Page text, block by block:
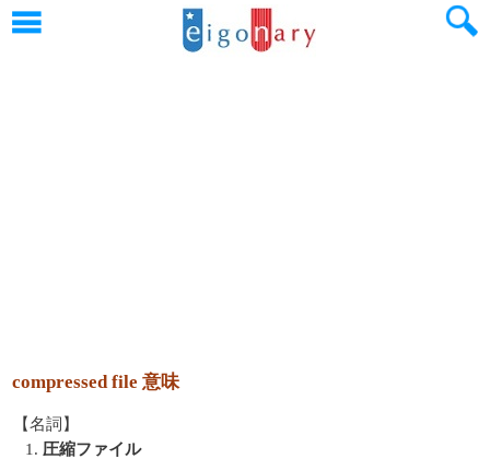
compressed file 意味
【名詞】
1. 圧縮ファイル